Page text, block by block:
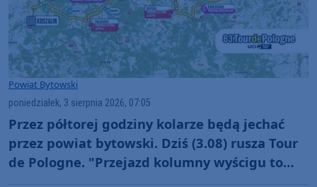
Powiat Bytowski
poniedziałek, 3 sierpnia 2026, 07:05
Przez półtorej godziny kolarze będą jechać
przez powiat bytowski. Dziś (3.08) rusza Tour
de Pologne. "Przejazd kolumny wyścigu to